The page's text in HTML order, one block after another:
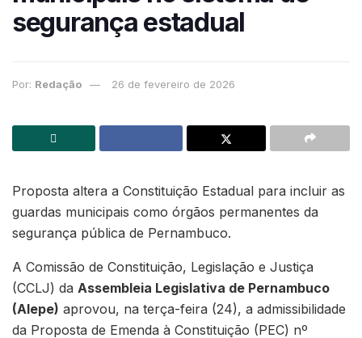
segurança estadual
Por: Redação 26 de fevereiro de 2026
Proposta altera a Constituição Estadual para incluir as
guardas municipais como órgãos permanentes da
segurança pública de Pernambuco.
A Comissão de Constituição, Legislação e Justiça
(CCLJ) da Assembleia Legislativa de Pernambuco
(Alepe) aprovou, na terça-feira (24), a admissibilidade
da Proposta de Emenda à Constituição (PEC) nº